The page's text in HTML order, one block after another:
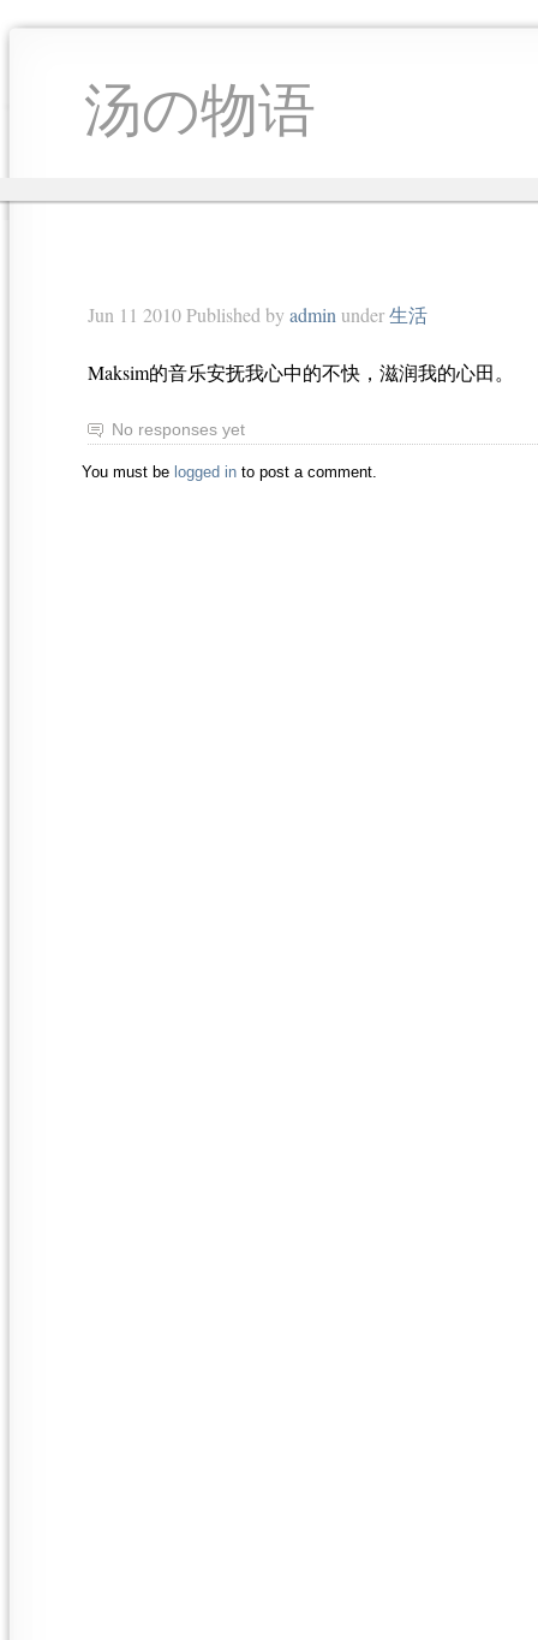
汤の物语
Jun 11 2010 Published by admin under生活
Maksim的音乐安抚我心中的不快，滋润我的心田。
No responses yet
You must be logged in to post a comment.